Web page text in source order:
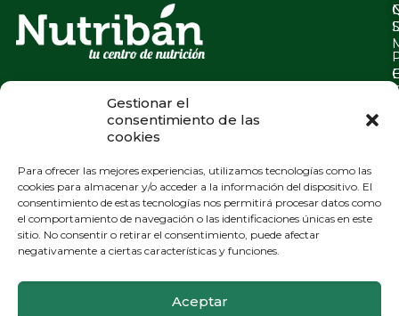
Gestionar el
consentimiento de las
cookies
Para ofrecer las mejores experiencias, utilizamos tecnologías como las
cookies para almacenar y/o acceder a la información del dispositivo. El
consentimiento de estas tecnologías nos permitirá procesar datos como
el comportamiento de navegación o las identificaciones únicas en este
sitio. No consentir o retirar el consentimiento, puede afectar
negativamente a ciertas características y funciones.
Aceptar